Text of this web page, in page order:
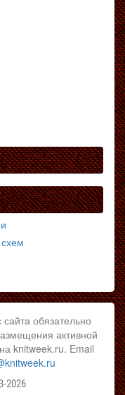
обязательно
активной
knitweek.ru. Email
2026